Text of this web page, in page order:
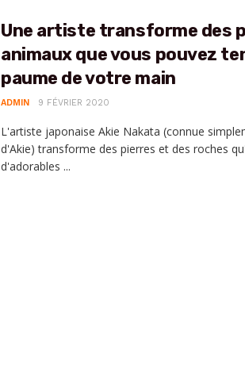
Une artiste transforme des
animaux que vous pouvez
paume de votre main
ADMIN 9 FÉVRIER 2020
L'artiste japonaise Akie Nakata (connue
d'Akie) transforme des pierres et des roches
d'adorables ...